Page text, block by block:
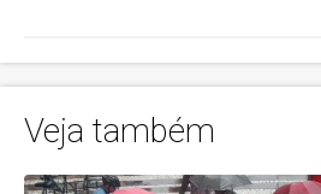
Veja também